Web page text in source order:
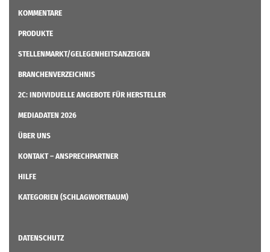
KOMMENTARE
PRODUKTE
STELLENMARKT/GELEGENHEITSANZEIGEN
BRANCHENVERZEICHNIS
2C: INDIVIDUELLE ANGEBOTE FÜR HERSTELLER
MEDIADATEN 2026
ÜBER UNS
KONTAKT – ANSPRECHPARTNER
HILFE
KATEGORIEN (SCHLAGWORTBAUM)
DATENSCHUTZ